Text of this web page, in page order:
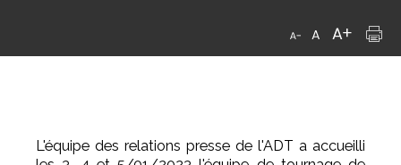
L'équipe des relations presse de l'ADT a accueilli